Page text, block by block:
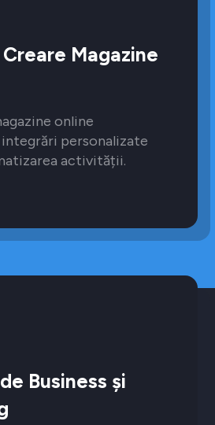
Magazine
online
personalizate
activității.
Business și